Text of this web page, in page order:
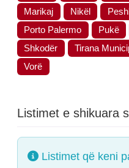
Marikaj
Nikël
Porto Palermo
Pukë
Shkodër
Tirana
Vorë
Listimet e shikuara
Listimet që keni